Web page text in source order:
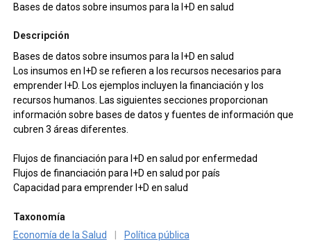
Bases de datos sobre insumos para la I+D en salud
Descripción
Bases de datos sobre insumos para la I+D en salud
Los insumos en I+D se refieren a los recursos necesarios para
emprender I+D. Los ejemplos incluyen la financiación y los
recursos humanos. Las siguientes secciones proporcionan
información sobre bases de datos y fuentes de información que
cubren 3 áreas diferentes.
Flujos de financiación para I+D en salud por enfermedad
Flujos de financiación para I+D en salud por país
Capacidad para emprender I+D en salud
Taxonomía
Economía de la Salud
Política pública